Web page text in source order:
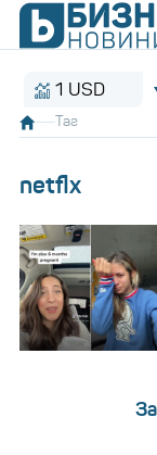
1 USD
Таг
netflx